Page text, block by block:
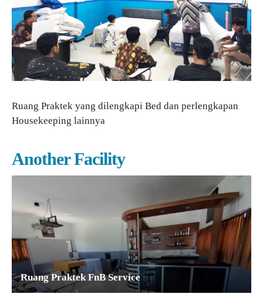
Ruang Praktek yang dilengkapi Bed dan perlengkapan
Housekeeping lainnya
Another Facility
Ruang Praktek FnB Service